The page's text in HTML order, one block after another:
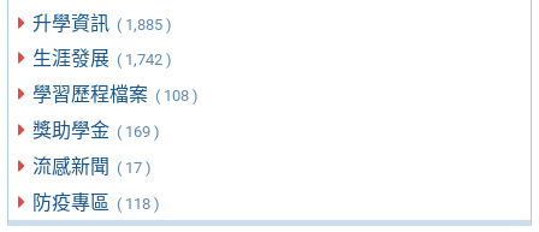
升學資訊 ( 1,885 )
生涯發展 ( 1,742 )
學習歷程檔案 ( 108 )
獎助學金 ( 169 )
流感新聞 ( 17 )
防疫專區 ( 118 )